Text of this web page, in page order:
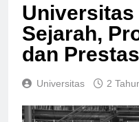
Sejarah,
dan
Universitas 2